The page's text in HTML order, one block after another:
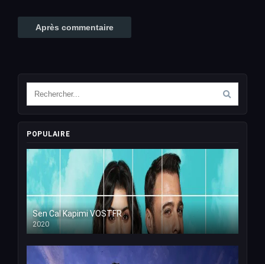
POPULAIRE
Sen Cal Kapimi VOSTFR
2020